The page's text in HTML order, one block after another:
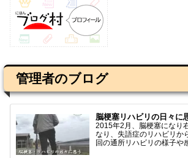
管理者のブログ
脳梗塞リハビリの日々に
2015年2月、脳梗塞になり
なり、失語症のリハビリか
回の通所リハビリの様子や